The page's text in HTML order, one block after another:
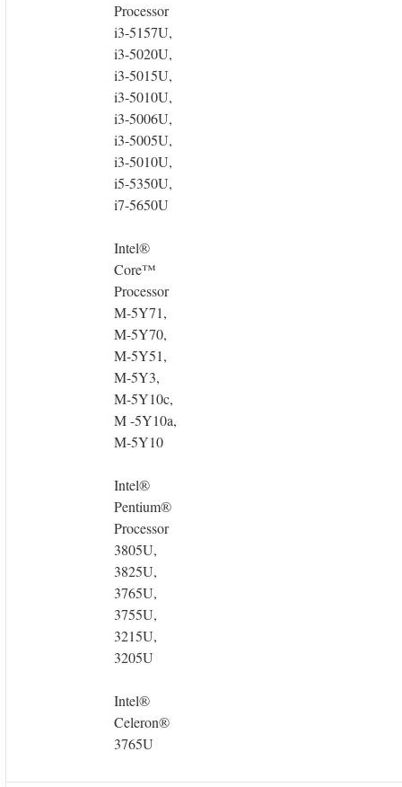
Processor
i3-5157U,
i3-5020U,
i3-5015U,
i3-5010U,
i3-5006U,
i3-5005U,
i3-5010U,
i5-5350U,
i7-5650U
Intel®
Core™
Processor
M-5Y71,
M-5Y70,
M-5Y51,
M-5Y3,
M-5Y10c,
M -5Y10a,
M-5Y10
Intel®
Pentium®
Processor
3805U,
3825U,
3765U,
3755U,
3215U,
3205U
Intel®
Celeron®
3765U